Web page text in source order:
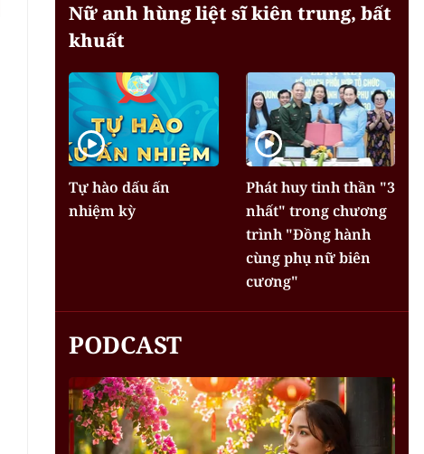
Nữ anh hùng liệt sĩ kiên trung, bất
khuất
Tự hào dấu ấn
nhiệm kỳ
Phát huy tinh thần "3
nhất" trong chương
trình "Đồng hành
cùng phụ nữ biên
cương"
PODCAST